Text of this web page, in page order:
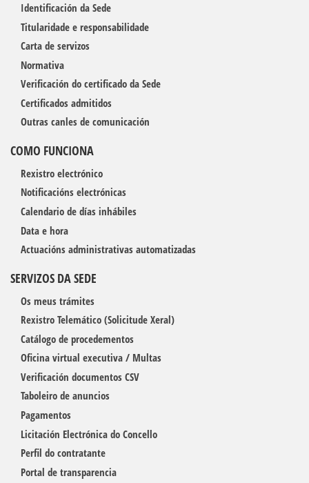
Identificación da Sede
Titularidade e responsabilidade
Carta de servizos
Normativa
Verificación do certificado da Sede
Certificados admitidos
Outras canles de comunicación
COMO FUNCIONA
Rexistro electrónico
Notificacións electrónicas
Calendario de días inhábiles
Data e hora
Actuacións administrativas automatizadas
SERVIZOS DA SEDE
Os meus trámites
Rexistro Telemático (Solicitude Xeral)
Catálogo de procedementos
Oficina virtual executiva / Multas
Verificación documentos CSV
Taboleiro de anuncios
Pagamentos
Licitación Electrónica do Concello
Perfil do contratante
Portal de transparencia